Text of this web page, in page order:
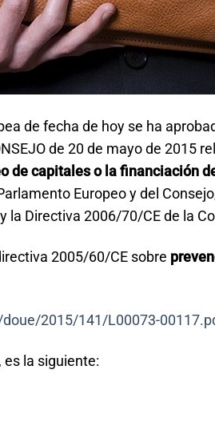
de fecha de hoy se ha
de 20 de mayo de 2015
de capitales o la financiación
Europeo y del
la Directiva 2006/70/CE de la
2005/60/CE sobre
2015/141/L00073-
la siguiente: